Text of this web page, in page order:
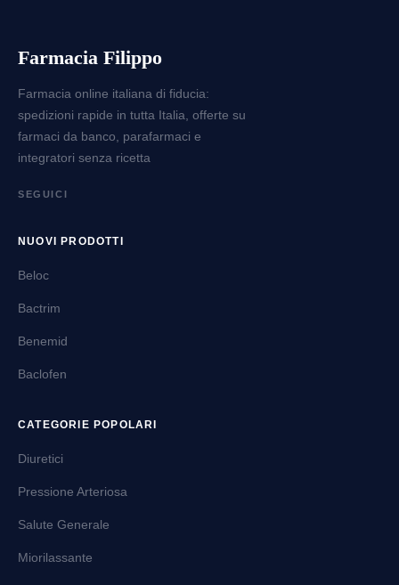
Farmacia Filippo
Farmacia online italiana di fiducia:
spedizioni rapide in tutta Italia, offerte su
farmaci da banco, parafarmaci e
integratori senza ricetta
SEGUICI
NUOVI PRODOTTI
Beloc
Bactrim
Benemid
Baclofen
CATEGORIE POPOLARI
Diuretici
Pressione Arteriosa
Salute Generale
Miorilassante